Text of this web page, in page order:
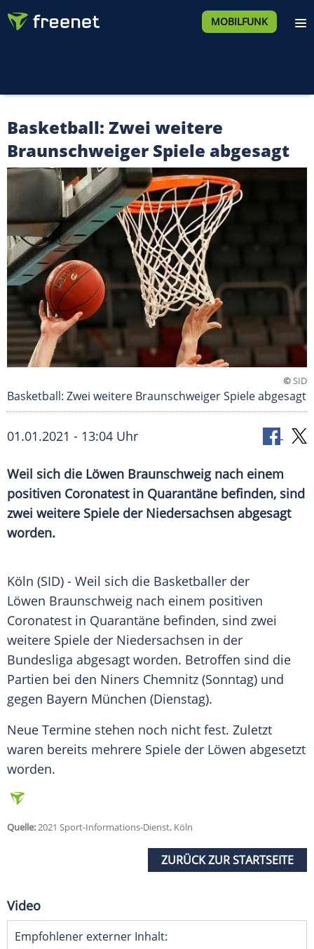
MOBILFUNK
Basketball: Zwei weitere
Braunschweiger Spiele abgesagt
©SID
Basketball: Zwei weitere Braunschweiger Spiele abgesagt
01.01.2021 - 13:04 Uhr
Weil sich die Löwen Braunschweig nach einem
positiven Coronatestin Quarantäne befinden, sind
zwei weitere Spiele der Niedersachsen abgesagt
worden.
Köln (SID) - Weil sich die Basketballer der
Löwen Braunschweig nach einem positiven
Coronatest in Quarantäne befinden, sind zwei
weitere Spiele der Niedersachsen in der
Bundesliga abgesagt worden. Betroffen sind die
Partien bei den Niners Chemnitz (Sonntag) und
gegen Bayern München (Dienstag).
Neue Termine stehen noch nicht fest. Zuletzt
waren bereits mehrere Spiele der Löwen abgesetzt
worden.
Quelle:2021 Sport-Informations-Dienst, Köln
ZURÜCK ZUR STARTSEITE
Video
Empfohlener externer Inhalt: